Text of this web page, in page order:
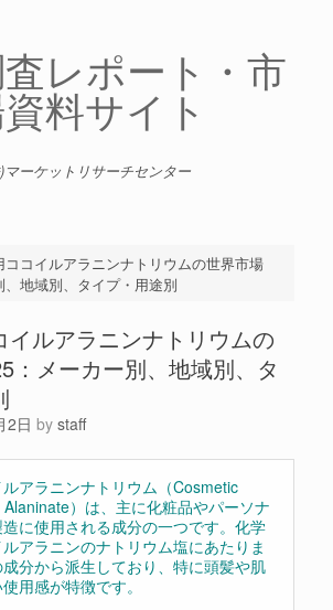
レポート・市
料サイト
マーケットリサーチセンター
ココイルアラニンナトリウムの世界市場
地域別、タイプ・用途別
イルアラニンナトリウムの
：メーカー別、地域別、タ
2日 by staff
アラニンナトリウム（Cosmetic
）は、主に化粧品やパーソナ
に使用される成分の一つです。化学
アラニンのナトリウム塩にあたりま
分から派生しており、特に頭髪や肌
用感が特徴です。